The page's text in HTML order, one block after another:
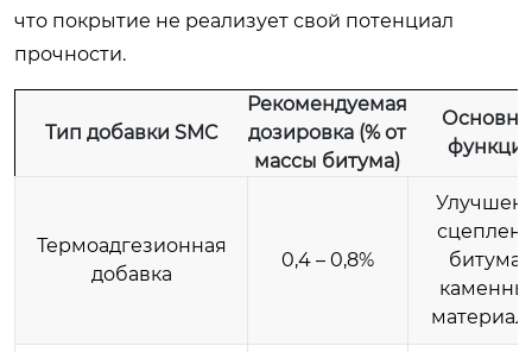
что покрытие не реализует свой потенциал
прочности.
Тип добавки SMC
Рекомендуемая
дозировка (% от
массы битума)
Термоадгезионная
добавка
0,4 – 0,8%
битума